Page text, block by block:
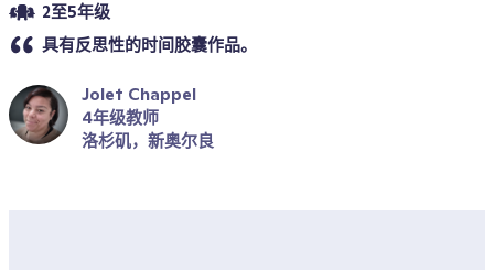
2至5年级
具有反思性的时间胶囊作品。
Jolet Chappel
4年级教师
洛杉矶，新奥尔良